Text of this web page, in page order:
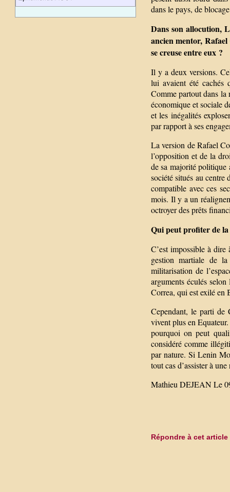
dans le pays, de
Dans son allocution,
ancien mentor,
se creuse entre eux ?
Il y a deux versions.
lui avaient été cachés
Comme partout dans la
économique et sociale
et les inégalités
par rapport à ses
La version de Rafael
l’opposition et de la
de sa majorité politique
société situés au
compatible avec ces
mois. Il y a un
octroyer des prêts
Qui peut profiter de
C’est impossible à
gestion martiale de
militarisation de
arguments éculés
Correa, qui est exilé en
Cependant, le parti de
vivent plus en
pourquoi on peut
considéré comme
par nature. Si Lenin
tout cas d’assister à
Mathieu DEJEAN Le
Répondre à cet article